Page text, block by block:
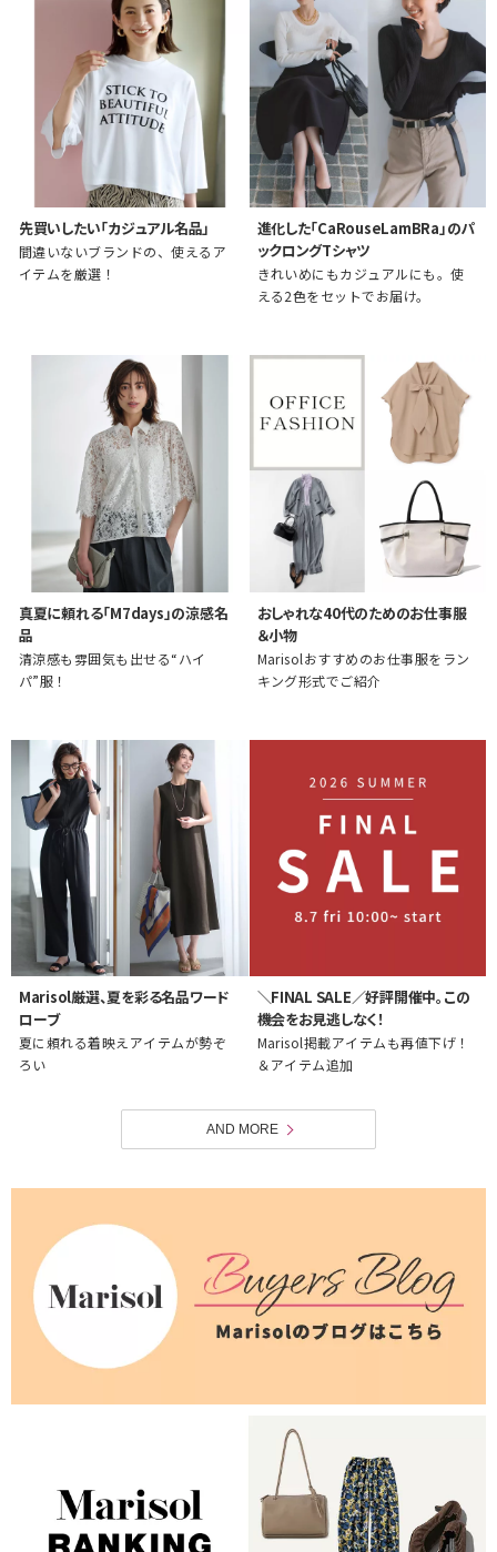
先買いしたい「カジュアル名品」
間違いないブランドの、使えるア
イテムを厳選！
進化した「CaRouseLamBRa」のパ
ックロングTシャツ
きれいめにもカジュアルにも。使
える2色をセットでお届け。
真夏に頼れる「M7days」の涼感名
品
清涼感も雰囲気も出せる“ハイ
パ”服！
おしゃれな40代のためのお仕事服
＆小物
Marisolおすすめのお仕事服をラン
キング形式でご紹介
Marisol厳選、夏を彩る名品ワード
ローブ
夏に頼れる着映えアイテムが勢ぞ
ろい
＼FINAL SALE／好評開催中。この
機会をお見逃しなく！
Marisol掲載アイテムも再値下げ！
＆アイテム追加
AND MORE